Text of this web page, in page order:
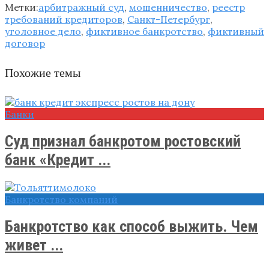
Метки:арбитражный суд, мошенничество, реестр
требований кредиторов, Санкт-Петербург,
уголовное дело, фиктивное банкротство, фиктивный
договор
Похожие темы
Банки
Суд признал банкротом ростовский
банк «Кредит ...
Банкротство компаний
Банкротство как способ выжить. Чем
живет ...